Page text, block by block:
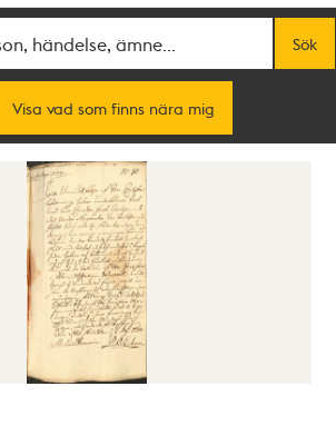
Sök
Visa vad som finns nära mig